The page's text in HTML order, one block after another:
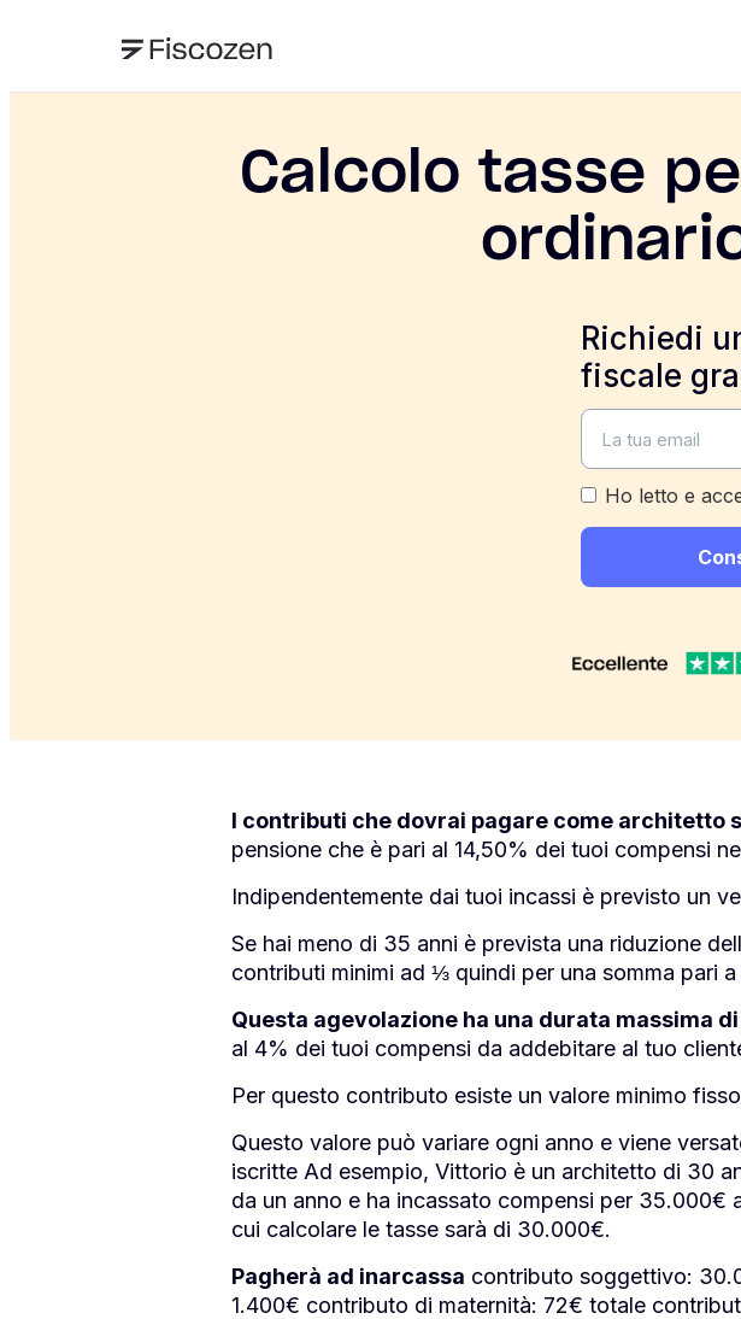
Calcolo tasse
Richiedi
fiscale
Ho letto e
I contributi che dovrai pagare come architetto
pensione che è pari al 14,50% dei tuoi compensi
Indipendentemente dai tuoi incassi è previsto un
Se hai meno di 35 anni è prevista una riduzione
contributi minimi ad ⅓ quindi per una somma pari a
Questa agevolazione ha una durata massima
al 4% dei tuoi compensi da addebitare al tuo
Per questo contributo esiste un valore minimo
Questo valore può variare ogni anno e viene
iscritte Ad esempio, Vittorio è un architetto di 30
da un anno e ha incassato compensi per
cui calcolare le tasse sarà di 30.000€.
Pagherà ad inarcassa contributo soggettivo:
1.400€ contributo di maternità: 72€ totale